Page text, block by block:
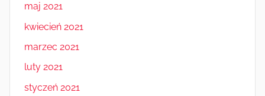
maj 2021
kwiecień 2021
marzec 2021
luty 2021
styczeń 2021